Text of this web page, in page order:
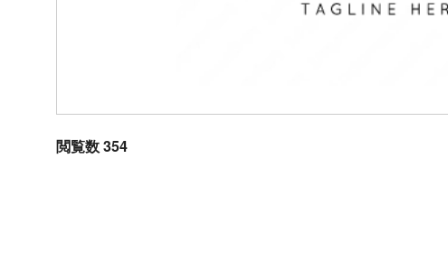
閲覧数 354